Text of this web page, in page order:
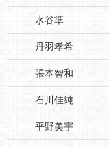
水谷準
丹羽孝希
張本智和
石川佳純
平野美宇